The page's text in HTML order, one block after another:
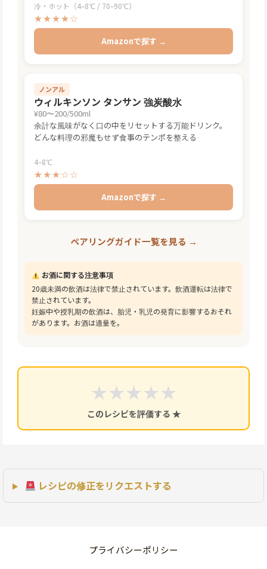
冷・ホット（4–8℃ / 70–90℃）
★★★★☆
Amazonで探す →
ノンアル
ウィルキンソン タンサン 強炭酸水
¥80〜200/500ml
余計な風味がなく口の中をリセットする万能ドリンク。
どんな料理の邪魔もせず食事のテンポを整える
4–8℃
★★★☆☆
Amazonで探す →
ペアリングガイド一覧を見る →
お酒に関する注意事項
20歳未満の飲酒は法律で禁止されています。飲酒運転は法律で
禁止されています。
妊娠中や授乳期の飲酒は、胎児・乳児の発育に影響するおそれ
があります。お酒は適量を。
★
★
★
★
★
このレシピを評価する ★
レシピの修正をリクエストする
プライバシーポリシー